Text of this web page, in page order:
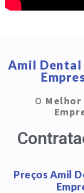
Amil
O
Preços Amil